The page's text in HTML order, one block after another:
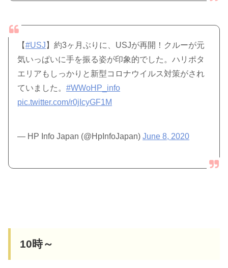
【#USJ 】約3ヶ月ぶりに、USJが再開！クルーが元
気いっぱいに手を振る姿が印象的でした。ハリポタ
エリアもしっかりと新型コロナウイルス対策がされ
ていました。#WWoHP_info
pic.twitter.com/r0jIcyGF1M
— HP Info Japan (@HpInfoJapan)June 8, 2020
10時～